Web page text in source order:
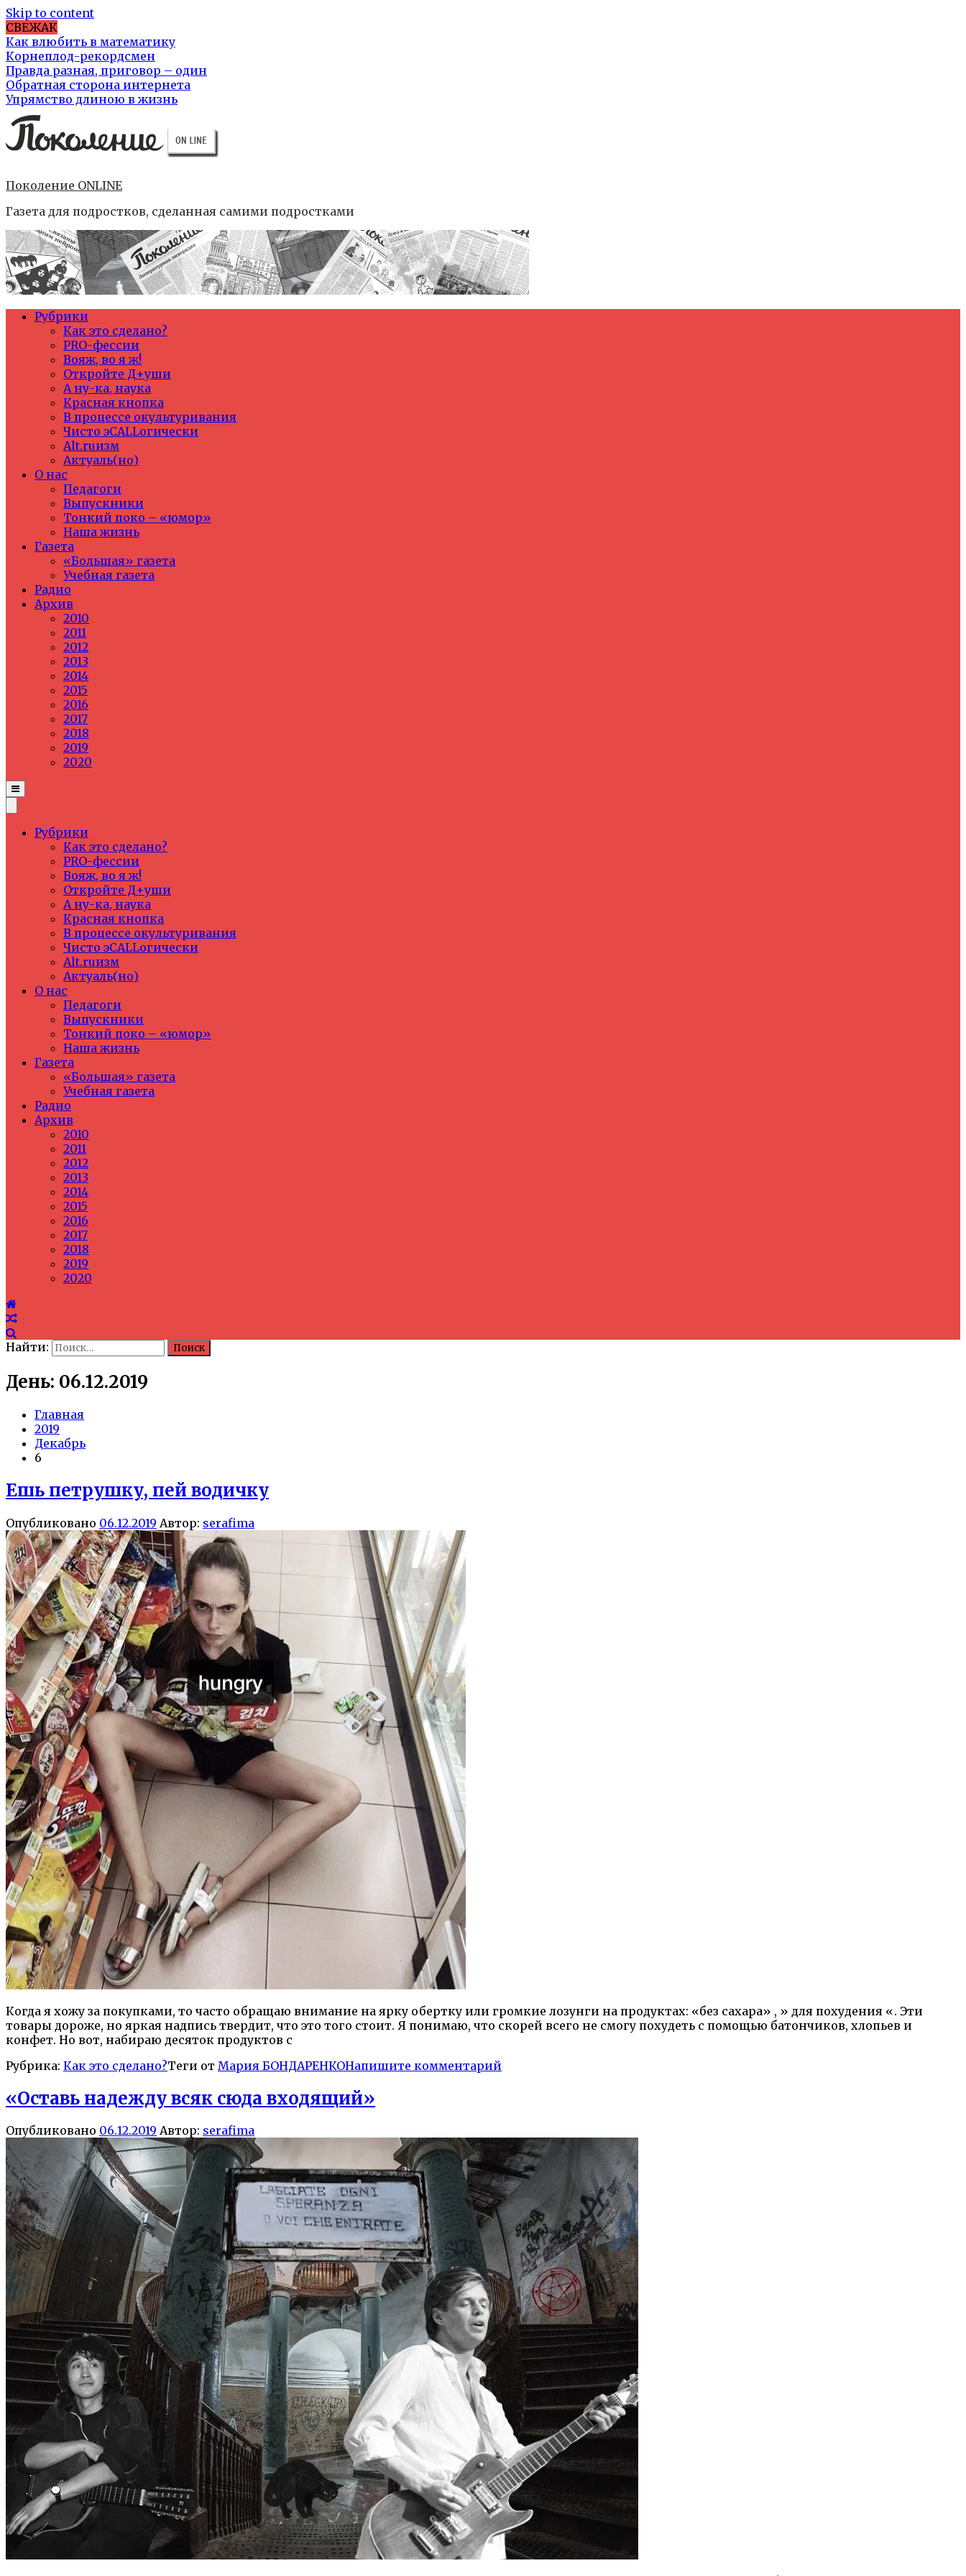
Skip to content
СВЕЖАК
Как влюбить в математику
Корнеплод-рекордсмен
Правда разная, приговор – один
Обратная сторона интернета
Упрямство длиною в жизнь
Поколение ONLINE
Газета для подростков, сделанная самими подростками
Рубрики
Как это сделано?
PRO-фессии
Вояж, во я ж!
Откройте Д+уши
А ну-ка, наука
Красная кнопка
В процессе окультуривания
Чисто эCALLогически
Alt.ruизм
Актуаль(но)
О нас
Педагоги
Выпускники
Тонкий поко – «юмор»
Наша жизнь
Газета
«Большая» газета
Учебная газета
Радио
Архив
2010
2011
2012
2013
2014
2015
2016
2017
2018
2019
2020
Рубрики
Как это сделано?
PRO-фессии
Вояж, во я ж!
Откройте Д+уши
А ну-ка, наука
Красная кнопка
В процессе окультуривания
Чисто эCALLогически
Alt.ruизм
Актуаль(но)
О нас
Педагоги
Выпускники
Тонкий поко – «юмор»
Наша жизнь
Газета
«Большая» газета
Учебная газета
Радио
Архив
2010
2011
2012
2013
2014
2015
2016
2017
2018
2019
2020
Найти:
День: 06.12.2019
Главная
2019
Декабрь
6
Ешь петрушку, пей водичку
Опубликовано 06.12.2019 Автор: serafima
Когда я хожу за покупками, то часто обращаю внимание на ярку обертку или громкие лозунги на продуктах: «без сахара» , » для похудения «. Эти
товары дороже, но яркая надпись твердит, что это того стоит. Я понимаю, что скорей всего не смогу похудеть с помощью батончиков, хлопьев и
конфет. Но вот, набираю десяток продуктов с
Рубрика: Как это сделано?Теги от Мария БОНДАРЕНКОНапишите комментарий
«Оставь надежду всяк сюда входящий»
Опубликовано 06.12.2019 Автор: serafima